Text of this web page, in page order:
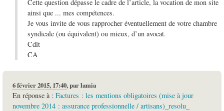
Cette question dépasse le cadre de l’article, la vocation de mon site
ainsi que ... mes compétences.
Je vous invite de vous rapprocher éventuellement de votre chambre
syndicale (ou équivalent) ou mieux, d’un avocat.
Cdlt
CA
6 février 2015, 17:40,parlamia
En réponse à : Factures : les mentions obligatoires (mise à jour
novembre 2014 : assurance professionnelle / artisans)_resolu_